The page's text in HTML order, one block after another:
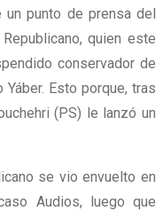
punto de prensa del
quien este
conservador de
Esto porque, tras
(PS) le lanzó un
se vio envuelto en
Audios, luego que